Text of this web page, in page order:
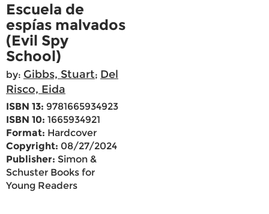
Escuela de
espías malvados
(Evil Spy
School)
by: Gibbs, Stuart; Del
Risco, Eida
ISBN 13: 9781665934923
ISBN 10: 1665934921
Format: Hardcover
Copyright: 08/27/2024
Publisher: Simon &
Schuster Books for
Young Readers